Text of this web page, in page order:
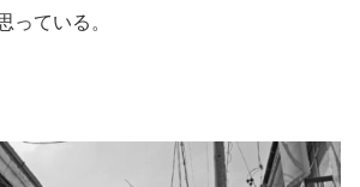
っている。